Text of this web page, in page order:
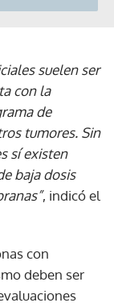
suelen ser
con la
de
tumores. Sin
sí existen
baja dosis
, indicó el
con
deben ser